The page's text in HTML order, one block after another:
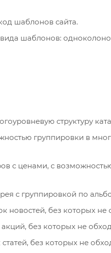
шаблонов сайта.
вида шаблонов:
структуру
группировки в
с ценами, с
с группировкой по
новостей, без которых не
без которых не
без которых не